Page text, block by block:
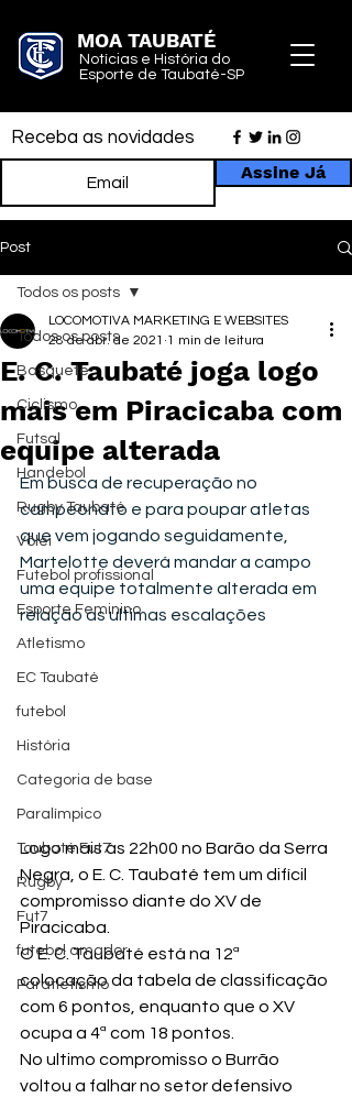
MOA TAUBATÉ
Notícias e História do
Esporte de Taubaté-SP
Receba as novidades
Assine Já
Post
Todos os posts
Basquete
Ciclismo
Futsal
Handebol
Rugby Taubaté
Vôlei
Futebol profissional
Esporte Feminino
Atletismo
EC Taubaté
futebol
História
Categoria de base
Paralímpico
Taubaté Fut7
Rugby
Fut7
futebol amador
Paratletismo
Todos os posts
E. C. Taubaté joga logo
mais em Piracicaba com
equipe alterada
LOCOMOTIVA MARKETING E WEBSITES
28 de abr. de 2021 1 min de leitura
Em busca de recuperação no
campeonato e para poupar atletas
que vem jogando seguidamente,
Martelotte deverá mandar a campo
uma equipe totalmente alterada em
relação as ultimas escalações
Logo mais às 22h00 no Barão da Serra
Negra, o E. C. Taubaté tem um difícil
compromisso diante do XV de
Piracicaba.
O E. C. Taubaté está na 12ª
colocação da tabela de classificação
com 6 pontos, enquanto que o XV
ocupa a 4ª com 18 pontos.
No ultimo compromisso o Burrão
voltou a falhar no setor defensivo